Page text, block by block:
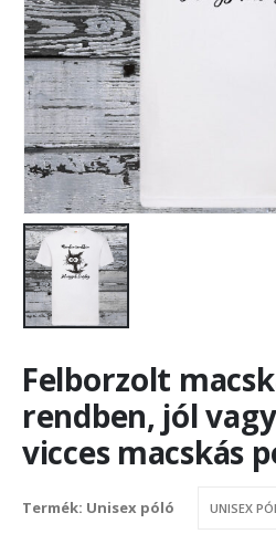
Felborzolt
rendben, jól
vicces macskás
Termék: Unisex póló